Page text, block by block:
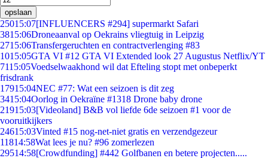
opslaan
25015:07[INFLUENCERS #294] supermarkt Safari
3815:06Droneaanval op Oekrains vliegtuig in Leipzig
2715:06Transfergeruchten en contractverlenging #83
1015:05GTA VI #12 GTA VI Extended look 27 Augustus Netflix/YT
7115:05Voedselwaakhond wil dat Efteling stopt met onbeperkt
frisdrank
17915:04NEC #77: Wat een seizoen is dit zeg
3415:04Oorlog in Oekraïne #1318 Drone baby drone
21915:03[Videoland] B&B vol liefde 6de seizoen #1 voor de
vooruitkijkers
24615:03Vinted #15 nog-net-niet gratis en verzendgezeur
11814:58Wat lees je nu? #96 zomerlezen
29514:58[Crowdfunding] #442 Golfbanen en betere projecten.....